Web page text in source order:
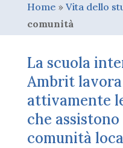
Home » Vita dello
comunità
La scuola
Ambrit
attivamente
che
comunità